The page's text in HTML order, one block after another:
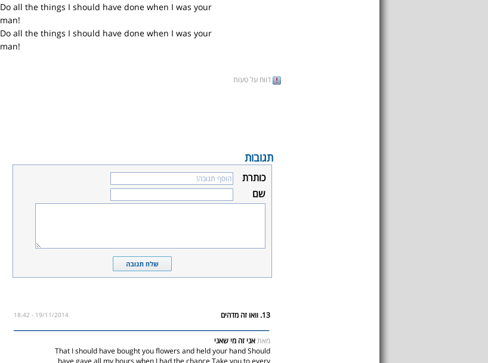
Do all the things I should have done when I was your
man!
Do all the things I should have done when I was your
man!
דווח על טעות
תגובות
כותרת
שם
13. וואו זה מדהים 19/11/2014 - 18:42
מאתאני זה מי שאני
That I should have bought you flowers and held your hand Should
have gave all my hours when I had the chance Take you to every